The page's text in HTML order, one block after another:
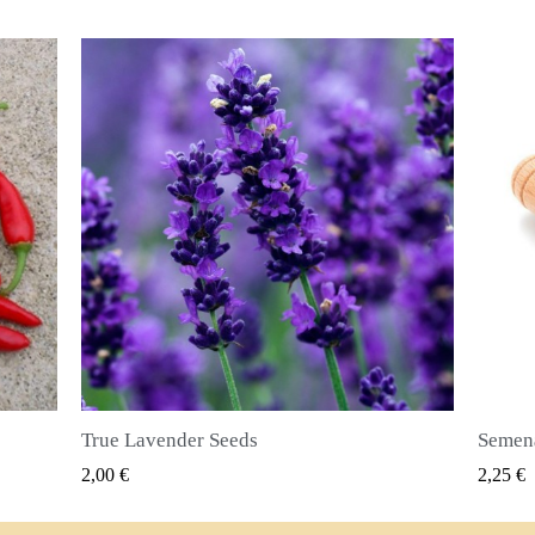
RYCHLÝ NÁHLED
Semena nového koření (Pimenta dioica)
2,25 € 2,50 €